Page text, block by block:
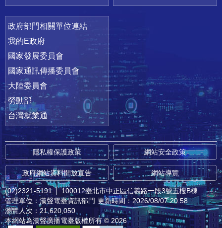
政府部門相關單位連結
我的E政府
國家發展委員會
國家通訊傳播委員會
大陸委員會
勞動部
台灣就業通
隱私權保護政策 網站安全政策
政府網站資料開放宣告 網站導覽
(02)2321-5191 │ 100012臺北市中正區信義路一段3號五樓B棟
管理單位：漢聲電臺資訊部門 更新時間：2026/08/07 20:58
瀏覽人次：21,620,050
本網站為漢聲廣播電臺版權所有 © 2026